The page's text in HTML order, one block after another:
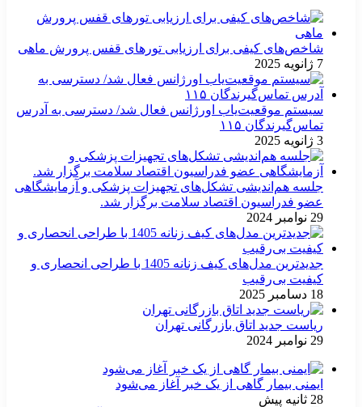
شاخص‌های کیفی برای ارزیابی تورهای قفس پرورش ماهی
7 ژانویه 2025
سیستم موقعیت‌یاب اورژانس فعال شد/ دسترسی به آدرس
تماس‌گیرندگان ۱۱۵
3 ژانویه 2025
جلسه هم‌اندیشی تشکل‌های تجهیزات پزشکی و آزمایشگاهی
عضو فدراسیون اقتصاد سلامت برگزار شد.
29 نوامبر 2024
جدیدترین مدل‌های کیف زنانه 1405 با طراحی انحصاری و
کیفیت بی‌رقیب
18 دسامبر 2025
ریاست جدید اتاق بازرگانی تهران
29 نوامبر 2024
ایمنی بیمار گاهی از یک خبر آغاز می‌شود
28 ثانیه پیش